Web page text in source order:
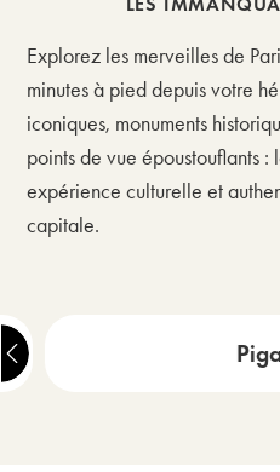
Explorez les merveilles de
minutes à pied depuis votre
iconiques, monuments
points de vue époustouflants :
expérience culturelle et
capitale.